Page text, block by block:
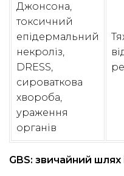
Джонсона,
токсичний
епідермальний
некроліз,
DRESS,
сироваткова
хвороба,
ураження
органів
GBS: звичайний шлях